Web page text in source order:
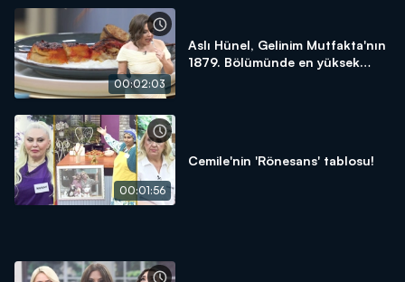
00:02:03
Aslı Hünel, Gelinim Mutfakta'nın
1879. Bölümünde en yüksek
00:01:56
Cemile'nin 'Rönesans' tablosu!